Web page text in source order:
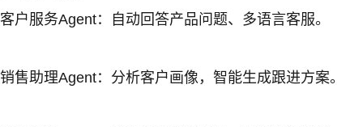
客户服务Agent：自动回答产品问题、多语言客服。
销售助理Agent：分析客户画像，智能生成跟进方案。